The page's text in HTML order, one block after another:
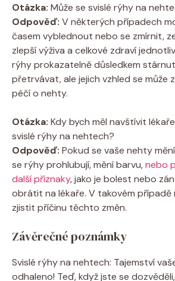
Otázka: Může se svislé rýhy na
Odpověď: V některých případech
časem vyblednout nebo se zmírnit,
zlepší výživa a celkové zdraví
rýhy prokazatelně důsledkem
přetrvávat, ale jejich vzhled se může
péčí o nehty.
Otázka: Kdy bych měl navštívit
svislé rýhy na nehtech?
Odpověď: Pokud se vaše nehty
se rýhy prohlubují, mění barvu,nebo
další příznaky, jako je bolest nebo
obrátit na lékaře. V takovém případě
zjistit příčinu těchto změn.
Závěrečné poznámky
Svislé rýhy na nehtech: Tajemství
odhaleno! Teď, když jste se